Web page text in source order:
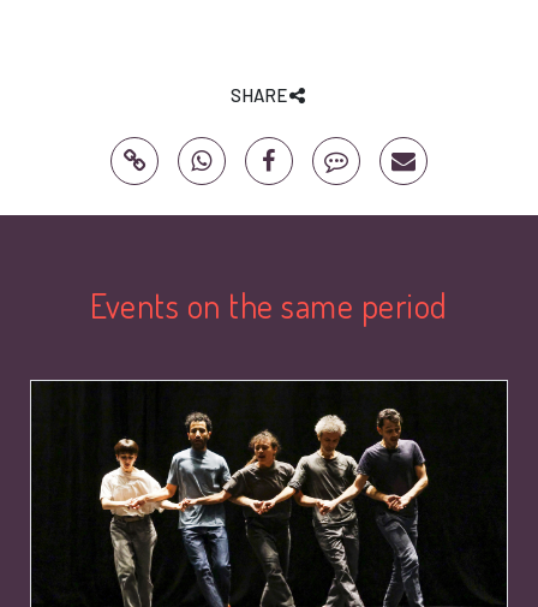
SHARE
Events on the same period